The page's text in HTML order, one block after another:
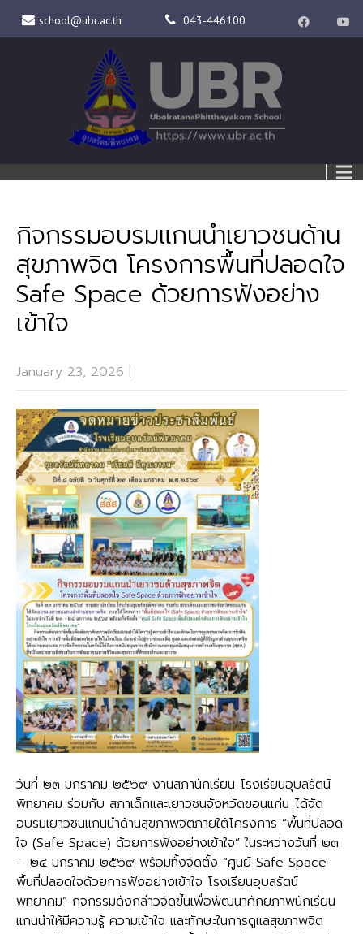
school@ubr.ac.th 043-446100
กิจกรรมอบรมแกนนำเยาวชนด้าน
สุขภาพจิต โครงการพื้นที่ปลอดใจ
Safe Space ด้วยการฟังอย่าง
เข้าใจ
January 23, 2026 |
วันที่ ๒๓ มกราคม ๒๕๖๙ งานสภานักเรียน โรงเรียนอุบลรัตน์
พิทยาคม ร่วมกับ สภาเด็กและเยาวชนจังหวัดขอนแก่น ได้จัด
อบรมเยาวชนแกนนำด้านสุขภาพจิตภายใต้โครงการ “พื้นที่ปลอด
ใจ (Safe Space) ด้วยการฟังอย่างเข้าใจ” ในระหว่างวันที่ ๒๓
– ๒๔ มกราคม ๒๕๖๙ พร้อมทั้งจัดตั้ง “ศูนย์ Safe Space
พื้นที่ปลอดใจด้วยการฟังอย่างเข้าใจ โรงเรียนอุบลรัตน์
พิทยาคม” กิจกรรมดังกล่าวจัดขึ้นเพื่อพัฒนาศักยภาพนักเรียน
แกนนำให้มีความรู้ ความเข้าใจ และทักษะในการดูแลสุขภาพจิต